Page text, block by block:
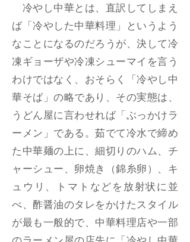
冷やし中華とは、直訳してしまえ
ば「冷やした中華料理」というよう
なことになるのだろうが、決して冷
凍ギョーザや冷凍シューマイを言う
わけではなく、おそらく「冷やし中
華そば」の略であり、その実態は、
うどん屋に言わせれば「ぶっかけラ
ーメン」である。茹でて冷水で締め
た中華麺の上に、細切りのハム、チ
ャーシュー、卵焼き（錦糸卵）、キ
ュウリ、トマトなどを放射状に並
べ、酢醤油のタレをかけたスタイル
が最も一般的で、中華料理店や一部